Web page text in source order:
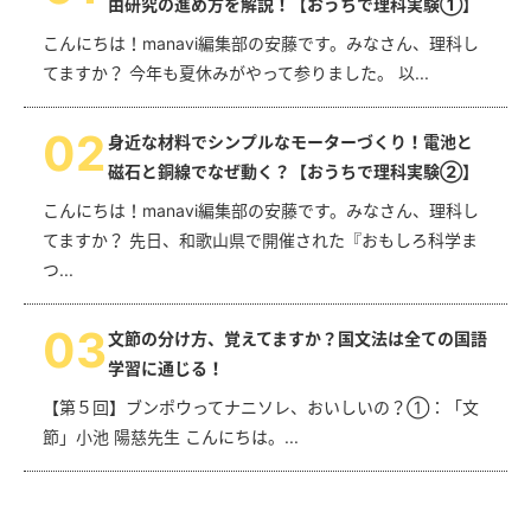
由研究の進め方を解説！【おうちで理科実験①】
こんにちは！manavi編集部の安藤です。みなさん、理科し
てますか？ 今年も夏休みがやって参りました。 以...
02 身近な材料でシンプルなモーターづくり！電池と
磁石と銅線でなぜ動く？【おうちで理科実験②】
こんにちは！manavi編集部の安藤です。みなさん、理科し
てますか？ 先日、和歌山県で開催された『おもしろ科学ま
つ...
03文節の分け方、覚えてますか？国文法は全ての国語
学習に通じる！
【第５回】ブンポウってナニソレ、おいしいの？①：「文
節」小池 陽慈先生 こんにちは。...